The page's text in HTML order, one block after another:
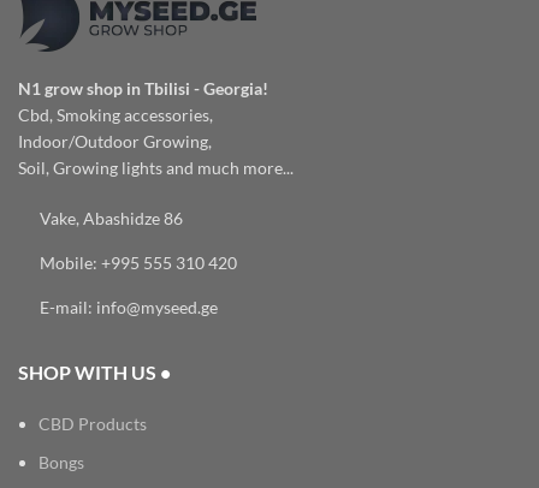
N1 grow shop in Tbilisi - Georgia!
Cbd, Smoking accessories,
Indoor/Outdoor Growing,
Soil, Growing lights and much more...
Vake, Abashidze 86
Mobile: +995 555 310 420
E-mail: info@myseed.ge
SHOP WITH US •
CBD Products
Bongs